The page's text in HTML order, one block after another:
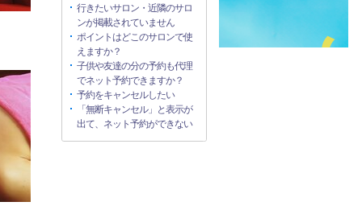
行きたいサロン・近隣のサロ
ンが掲載されていません
ポイントはどこのサロンで使
えますか？
子供や友達の分の予約も代理
でネット予約できますか？
予約をキャンセルしたい
「無断キャンセル」と表示が
出て、ネット予約ができない